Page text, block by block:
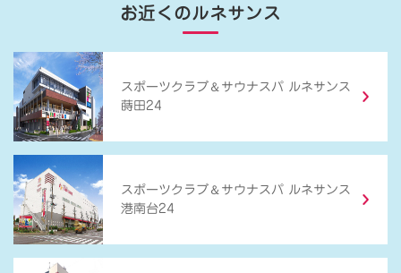
お近くのルネサンス
スポーツクラブ ＆ サウナスパ ルネサンス
蒔田24
スポーツクラブ ＆ サウナスパ ルネサンス
港南台24